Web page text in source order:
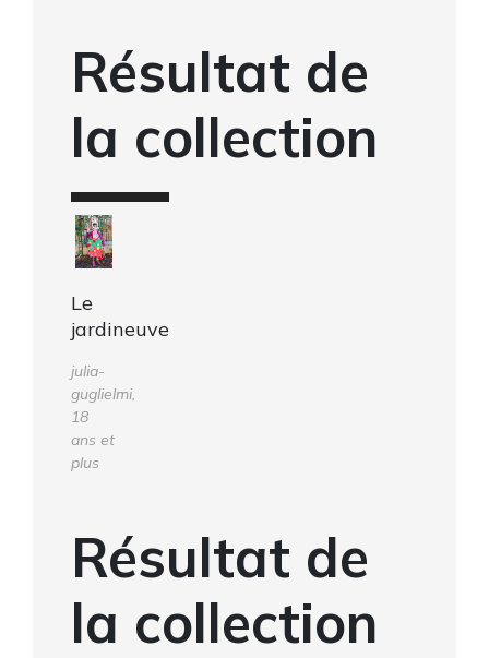
Résultat de
la collection
Le
jardineuve
julia-
guglielmi,
18
ans et
plus
Résultat de
la collection